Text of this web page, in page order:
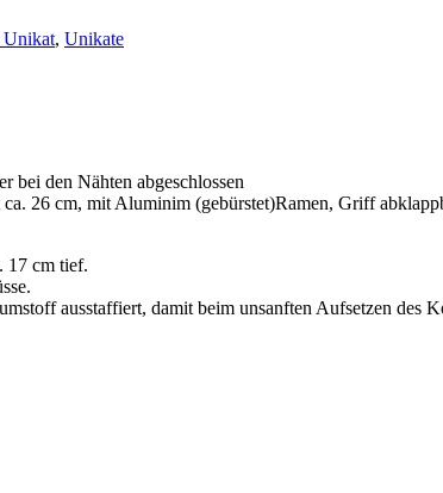
Unikat, Unikate
bei den Nähten abgeschlossen
26 cm, mit Aluminim (gebürstet)Ramen, Griff
17 cm tief.
ausstaffiert, damit beim unsanften Aufsetzen des